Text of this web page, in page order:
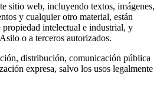
sitio web, incluyendo textos, imágenes,
y cualquier otro material, están
propiedad intelectual e industrial, y
o a terceros autorizados.
distribución, comunicación pública
expresa, salvo los usos legalmente